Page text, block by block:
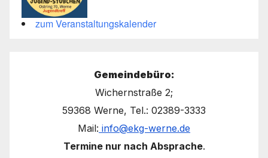
zum Veranstaltungskalender
Gemeindebüro:
Wichernstraße 2;
59368 Werne, Tel.: 02389-3333
Mail: info@ekg-werne.de
Termine nur nach Absprache.